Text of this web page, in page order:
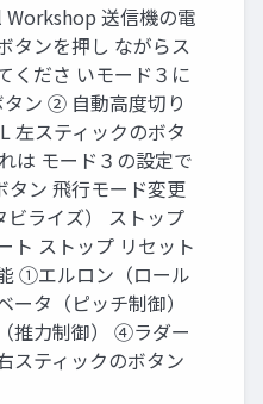
送信機の電
タンを押し ながらス
くださ いモード３に
ン ② ⾃動⾼度切り
左スティックのボタ
は モード３の設定で
ン ⾶⾏モード変更
ビライズ） ストップ
ト ストップ リセット
①エルロン（ロール
タ（ピッチ制御）
推力制御） ④ラダー
スティックのボタン